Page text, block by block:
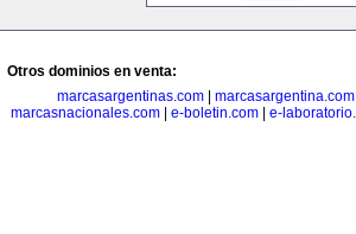
Otros dominios en venta:
marcasargentinas.com
marcasargentina.com
marcasnacionales.com| e-boletin.com| e-